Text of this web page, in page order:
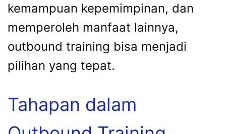
kemampuan kepemimpinan, dan
memperoleh manfaat lainnya,
outbound training bisa menjadi
pilihan yang tepat.
Tahapan dalam